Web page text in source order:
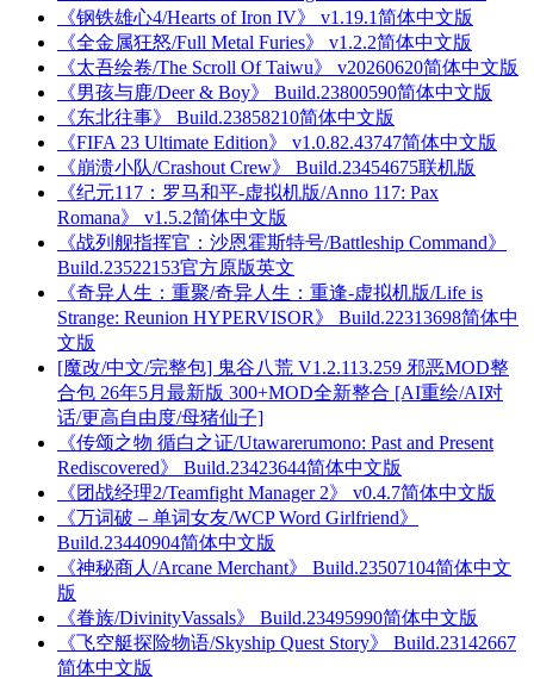
《钢铁雄心4/Hearts of Iron IV》 v1.19.1简体中文版
《全金属狂怒/Full Metal Furies》 v1.2.2简体中文版
《太吾绘卷/The Scroll Of Taiwu》 v20260620简体中文版
《男孩与鹿/Deer & Boy》 Build.23800590简体中文版
《东北往事》 Build.23858210简体中文版
《FIFA 23 Ultimate Edition》 v1.0.82.43747简体中文版
《崩溃小队/Crashout Crew》 Build.23454675联机版
《纪元117：罗马和平-虚拟机版/Anno 117: Pax
Romana》 v1.5.2简体中文版
《战列舰指挥官：沙恩霍斯特号/Battleship Command》
Build.23522153官方原版英文
《奇异人生：重聚/奇异人生：重逢-虚拟机版/Life is
Strange: Reunion HYPERVISOR》 Build.22313698简体中
文版
[魔改/中文/完整包] 鬼谷八荒 V1.2.113.259 邪恶MOD整
合包 26年5月最新版 300+MOD全新整合 [AI重绘/AI对
话/更高自由度/母猪仙子]
《传颂之物 循白之证/Utawarerumono: Past and Present
Rediscovered》 Build.23423644简体中文版
《团战经理2/Teamfight Manager 2》 v0.4.7简体中文版
《万词破 – 单词女友/WCP Word Girlfriend》
Build.23440904简体中文版
《神秘商人/Arcane Merchant》 Build.23507104简体中文
版
《眷族/DivinityVassals》 Build.23495990简体中文版
《飞空艇探险物语/Skyship Quest Story》 Build.23142667
简体中文版